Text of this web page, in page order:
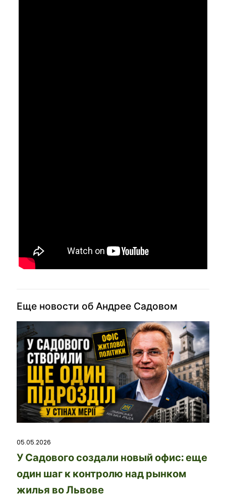
Еще новости об Андрее Садовом
05.05.2026
У Садового создали новый офис: еще
один шаг к контролю над рынком
жилья во Львове